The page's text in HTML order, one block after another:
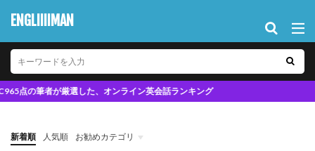
ENGLIIIIMAN
者が厳選した、オンライン英会話ランキング
新着順 人気順 お勧めカテゴリ